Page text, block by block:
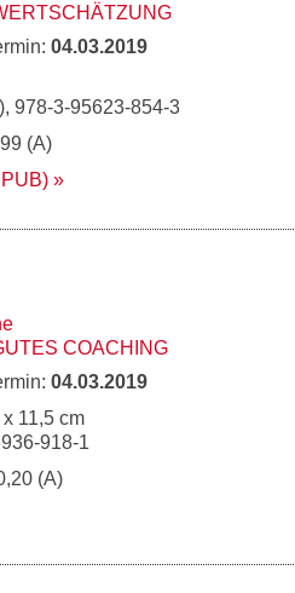
04.03.2019
978-3-95623-854-3
(A)
COACHING
04.03.2019
11,5 cm
918-1
(A)